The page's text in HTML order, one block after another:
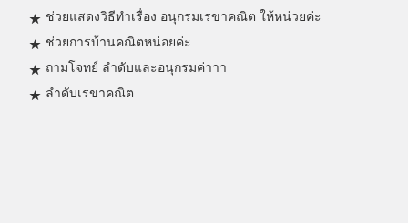
ช่วยแสดงวิธีทำเรื่อง อนุกรมเรขาคณิต ให้หน่วยค่ะ
ช่วยการบ้านคณิตหน่อยค่ะ
ถามโจทย์ ลำดับและอนุกรมค่าาา
ลำดับเรขาคณิต